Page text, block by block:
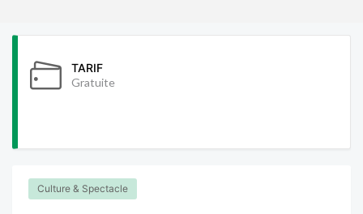
TARIF
Gratuite
Culture & Spectacle